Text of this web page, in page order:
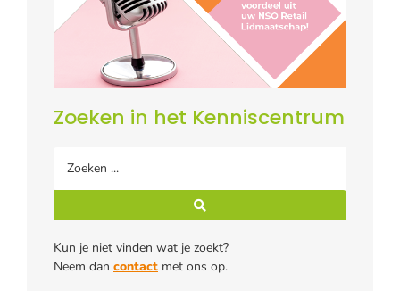
Zoeken in het Kenniscentrum
Kun je niet vinden wat je zoekt?
Neem dan contact met ons op.